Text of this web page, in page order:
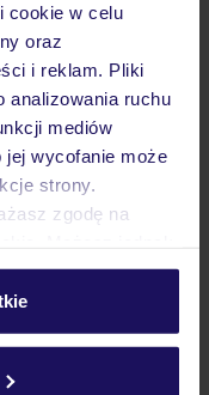
cookie w celu
oraz
i reklam. Pliki
analizowania ruchu
mediów
jej wycofanie może
strony.
zgodę na
w zakładkę
znajdziesz